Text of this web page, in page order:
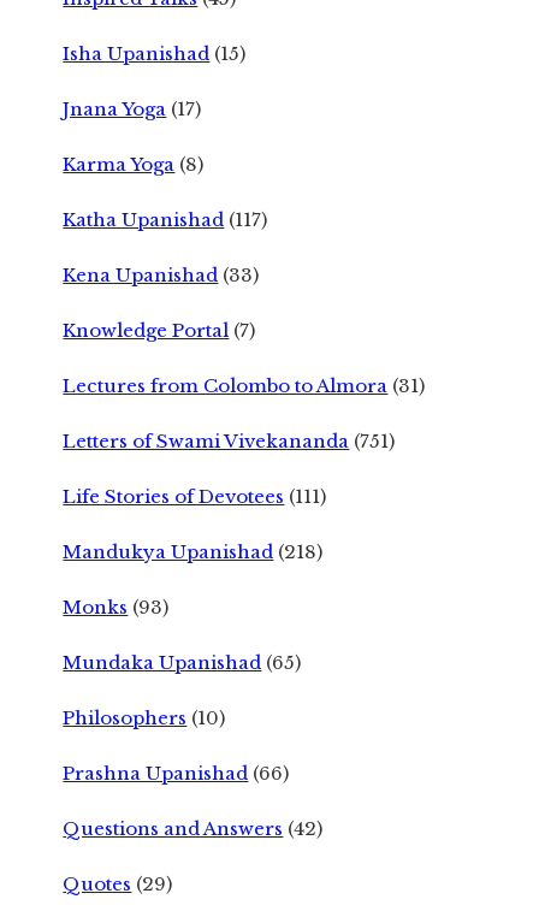
Isha Upanishad (15)
Jnana Yoga (17)
Karma Yoga (8)
Katha Upanishad (117)
Kena Upanishad (33)
Knowledge Portal (7)
Lectures from Colombo to Almora (31)
Letters of Swami Vivekananda (751)
Life Stories of Devotees (111)
Mandukya Upanishad (218)
Monks (93)
Mundaka Upanishad (65)
Philosophers (10)
Prashna Upanishad (66)
Questions and Answers (42)
Quotes (29)